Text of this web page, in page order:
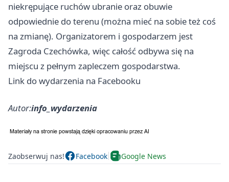
niekrępujące ruchów ubranie oraz obuwie
odpowiednie do terenu (można mieć na sobie też coś
na zmianę). Organizatorem i gospodarzem jest
Zagroda Czechówka, więc całość odbywa się na
miejscu z pełnym zapleczem gospodarstwa.
Link do wydarzenia na Facebooku
Autor:info_wydarzenia
Zaobserwuj nas! Facebook Google News